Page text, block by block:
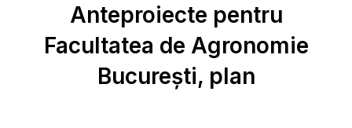
Anteproiecte pentru
Facultatea de Agronomie
București, plan